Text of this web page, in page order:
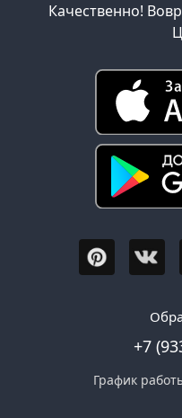
Качественно!
+7
График